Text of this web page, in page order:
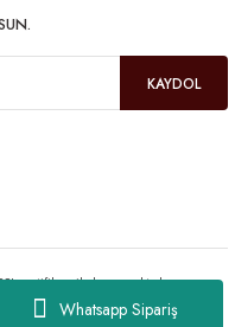
Whatsapp Sipariş
KAYDOL
sertifikası ile korunmaktadır.